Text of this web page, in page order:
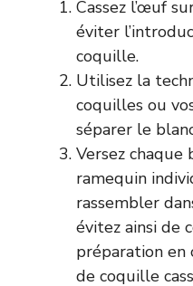
Cassez l’œuf
éviter
coquille.
Utilisez la
coquilles ou
séparer le
Versez chaque
ramequin
rassembler
évitez ainsi de
préparation en
de coquille